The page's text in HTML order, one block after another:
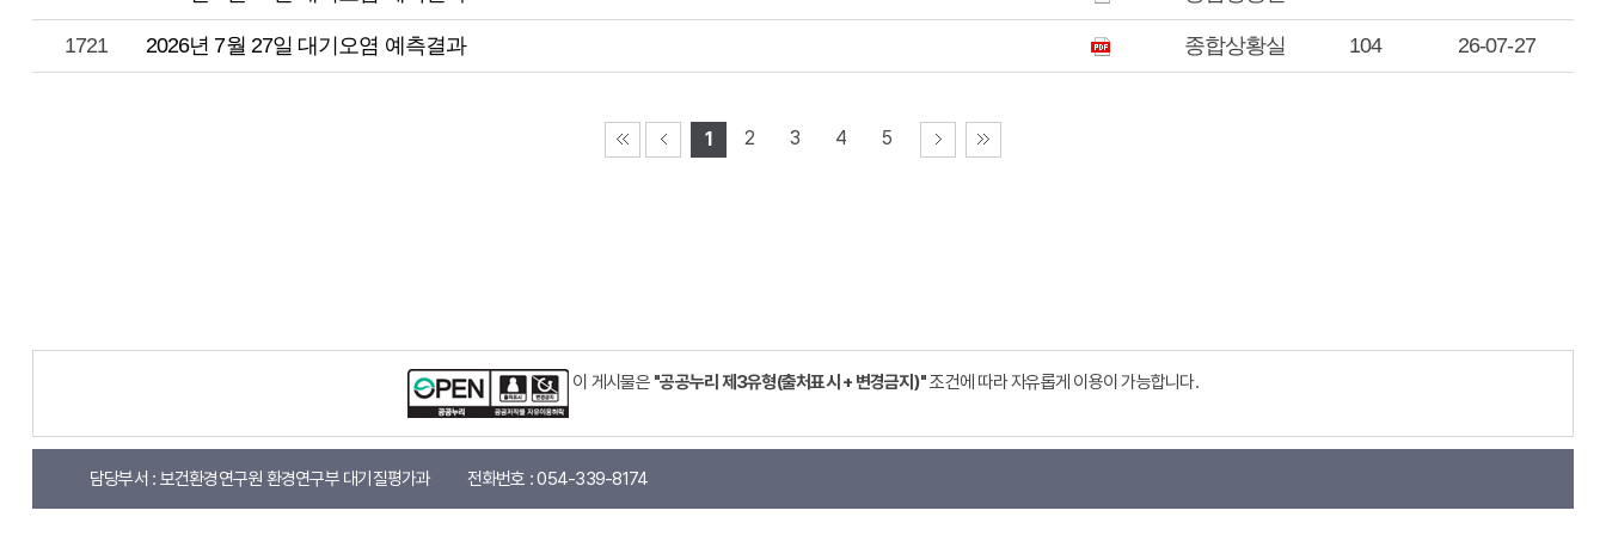
1721 2026년 7월 27일 대기오염 예측결과 종합상황실 104 26-07-27
1 2 3 4 5
이 게시물은 "공공누리 제3유형(출처표시 + 변경금지)"조건에 따라 자유롭게 이용이 가능합니다.
담당부서 : 보건환경연구원 환경연구부 대기질평가과 전화번호 :054-339-8174